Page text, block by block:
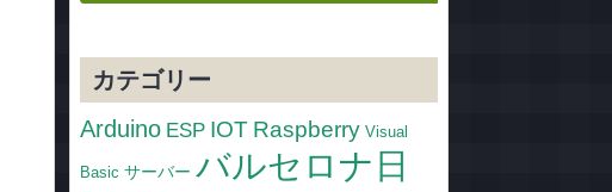
カテゴリー
Arduino ESP IOT Raspberry Visual
Basic サーバー バルセロナ日